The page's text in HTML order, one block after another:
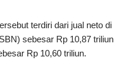
terdiri dari jual neto di
sebesar Rp 10,87 triliun
Rp 10,60 triliun.